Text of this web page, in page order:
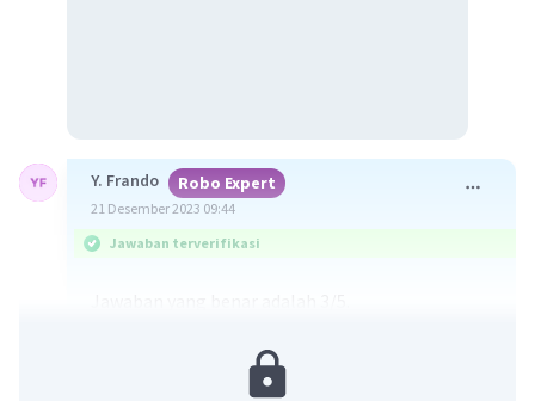
Y. Frando Robo Expert
21 Desember 2023 09:44
Jawaban terverifikasi
Bentuk umum pecahan dinyatakan oleh a/b,